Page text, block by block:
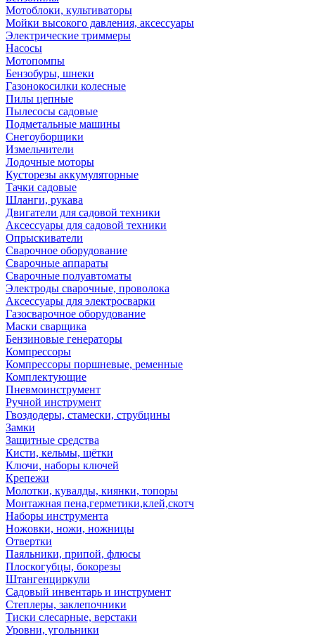
Мотоблоки, культиваторы
Мойки высокого давления, аксессуары
Электрические триммеры
Насосы
Мотопомпы
Бензобуры, шнеки
Газонокосилки колесные
Пилы цепные
Пылесосы садовые
Подметальные машины
Снегоуборщики
Измельчители
Лодочные моторы
Кусторезы аккумуляторные
Тачки садовые
Шланги, рукава
Двигатели для садовой техники
Аксессуары для садовой техники
Опрыскиватели
Сварочное оборудование
Сварочные аппараты
Сварочные полуавтоматы
Электроды сварочные, проволока
Аксессуары для электросварки
Газосварочное оборудование
Маски сварщика
Бензиновые генераторы
Компрессоры
Компрессоры поршневые, ременные
Комплектующие
Пневмоинструмент
Ручной инструмент
Гвоздодеры, стамески, струбцины
Замки
Защитные средства
Кисти, кельмы, щётки
Ключи, наборы ключей
Крепежи
Молотки, кувалды, киянки, топоры
Монтажная пена,герметики,клей,скотч
Наборы инструмента
Ножовки, ножи, ножницы
Отвертки
Паяльники, припой, флюсы
Плоскогубцы, бокорезы
Штангенциркули
Садовый инвентарь и инструмент
Степлеры, заклепочники
Тиски слесарные, верстаки
Уровни, угольники